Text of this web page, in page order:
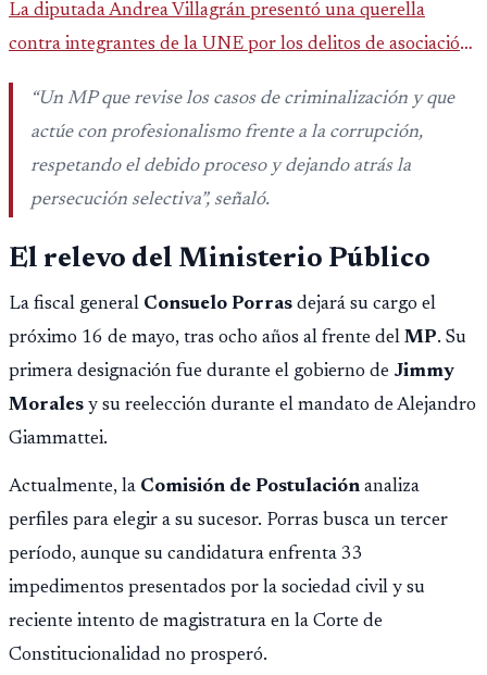
La diputada Andrea Villagrán presentó una querella
contra integrantes de la UNE por los delitos de asociación
ilícita, terrorismo y sedición.
“Un MP que revise los casos de criminalización y que
actúe con profesionalismo frente a la corrupción,
respetando el debido proceso y dejando atrás la
persecución selectiva”, señaló.
El relevo del Ministerio Público
La fiscal general Consuelo Porras dejará su cargo el
próximo 16 de mayo, tras ocho años al frente del MP. Su
primera designación fue durante el gobierno de Jimmy
Morales y su reelección durante el mandato de Alejandro
Giammattei.
Actualmente, la Comisión de Postulación analiza
perfiles para elegir a su sucesor. Porras busca un tercer
período, aunque su candidatura enfrenta 33
impedimentos presentados por la sociedad civil y su
reciente intento de magistratura en la Corte de
Constitucionalidad no prosperó.